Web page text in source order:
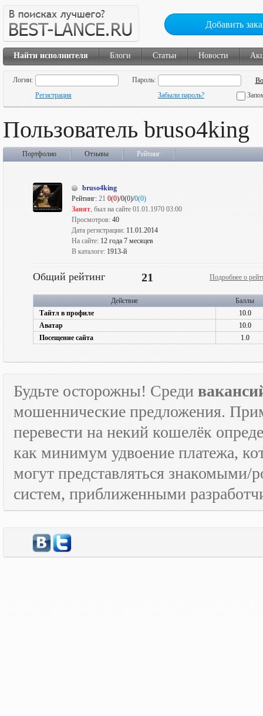
Добавить
Найти исполнителя Блоги Статьи Новости
Логин:
Пароль:
Регистрация
Забыли пароль?
Пользователь bruso4king
Портфолио Отзывы Рейтинг
bruso4king
Рейтинг: 21 0(0)/0(0)/0(0)
Занят, был на сайте 01.01.1970 03:00
Просмотров: 40
Дата регистрации: 11.01.2014
На сайте: 12 года 7 месяцев
В каталоге: 1913-й
Общий рейтинг 21 Подробнее о
Действие
Баллы
Тайтл в профиле
10.0
Аватар
10.0
Посещение сайта
1.0
Будьте осторожны! Среди
мошеннические предложения.
перевести на некий кошелёк
как минимум удвоение платежа,
могут представляться знакомыми/
систем, приближенными